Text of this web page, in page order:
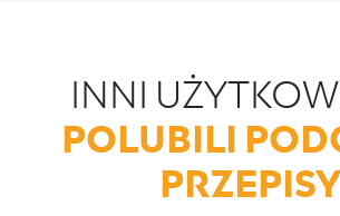
INNI
POLUBILI
PRZEPISY